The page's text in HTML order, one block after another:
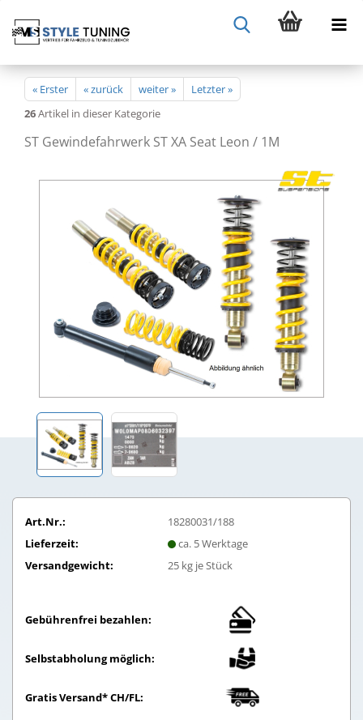
« Erster « zurück weiter »
Letzter »
26Artikel in dieser Kategorie
ST Gewindefahrwerk ST XA Seat Leon / 1M
Art.Nr.:
18280031/188
Lieferzeit:
ca. 5 Werktage
Versandgewicht:
25kg je Stück
Gebührenfrei bezahlen:
Selbstabholung möglich:
Gratis Versand* CH/FL: